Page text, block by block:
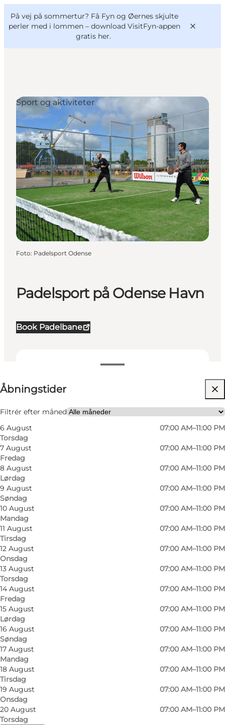
På vej på sommertur? Få Fyn og Øernes skjulte
perler med i lommen – download VisitFyn-appen
gratis her.
Oplevelser
Outdoor
Mad og drikke
Overnatning
Book lokale oplevelser
VisitFyn
Deutsch
Padelsport på Odense Havn
Book Padelbane
Åbningstider
Filtrér efter måned
6 August
Torsdag
07:00 AM–11:00 PM
7 August
Fredag
07:00 AM–11:00 PM
8 August
Lørdag
07:00 AM–11:00 PM
9 August
Søndag
07:00 AM–11:00 PM
10 August
Mandag
07:00 AM–11:00 PM
11 August
Tirsdag
07:00 AM–11:00 PM
12 August
Onsdag
07:00 AM–11:00 PM
13 August
Torsdag
07:00 AM–11:00 PM
14 August
Fredag
07:00 AM–11:00 PM
15 August
Lørdag
07:00 AM–11:00 PM
16 August
Søndag
07:00 AM–11:00 PM
17 August
Mandag
07:00 AM–11:00 PM
18 August
Tirsdag
07:00 AM–11:00 PM
19 August
Onsdag
07:00 AM–11:00 PM
20 August
Torsdag
07:00 AM–11:00 PM
Besøg hjemmeside
Min partner, Venner
Sport og aktiviteter
Foto: Padelsport Odense
Foto
Brug ferien aktivt, tag hele familien eller venner